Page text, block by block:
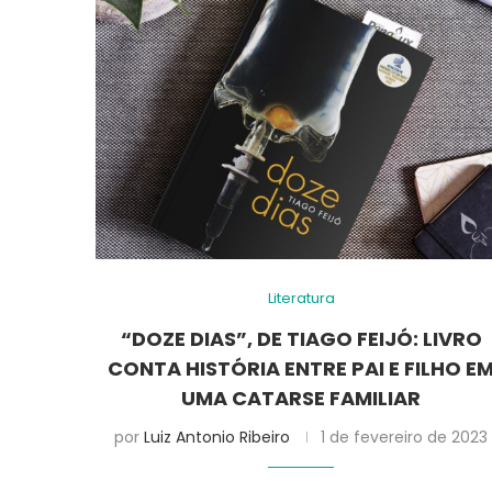
Literatura
“DOZE DIAS”, DE TIAGO FEIJÓ: LIVRO
CONTA HISTÓRIA ENTRE PAI E FILHO
UMA CATARSE FAMILIAR
porLuiz Antonio Ribeiro 1 de fevereiro de 2023